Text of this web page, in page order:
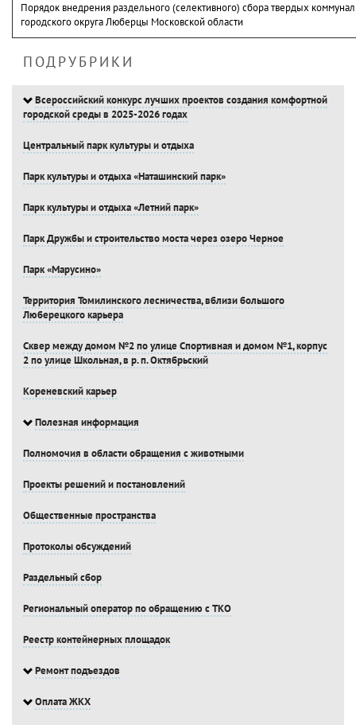
Порядок внедрения раздельного (селективного) сбора твердых
городского округа Люберцы Московской области
ПОДРУБРИКИ
Всероссийский конкурс лучших проектов создания комфортной
городской среды в 2025-2026 годах
Центральный парк культуры и отдыха
Парк культуры и отдыха «Наташинский парк»
Парк культуры и отдыха «Летний парк»
Парк Дружбы и строительство моста через озеро Черное
Парк «Марусино»
Территория Томилинского лесничества, вблизи большого
Люберецкого карьера
Сквер между домом №2 по улице Спортивная и домом №1, корпус
2 по улице Школьная, в р. п. Октябрьский
Кореневский карьер
Полезная информация
Полномочия в области обращения с животными
Проекты решений и постановлений
Общественные пространства
Протоколы обсуждений
Раздельный сбор
Региональный оператор по обращению с ТКО
Реестр контейнерных площадок
Ремонт подъездов
Оплата ЖКХ